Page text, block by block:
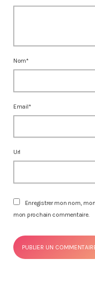
Nom*
Email*
Url
Enregistrer mon nom,
mon prochain commentaire.